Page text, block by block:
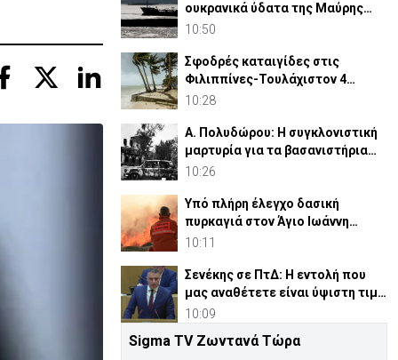
ουκρανικά ύδατα της Μαύρης
Θάλασσας-Ένας νεκρός
10:50
Σφοδρές καταιγίδες στις
Φιλιππίνες-Τουλάχιστον 4
10:28
Α. Πολυδώρου: Η συγκλονιστική
μαρτυρία για τα βασανιστήρια
που υπέστη το 1974
10:26
Υπό πλήρη έλεγχο δασική
πυρκαγιά στον Άγιο Ιωάννη
Μαλούντας
10:11
Σενέκης σε ΠτΔ: Η εντολή που
μας αναθέτετε είναι ύψιστη τιμή
αλλά και ευθύνη
10:09
Αυτά είναι τα βιογραφικά των
Sigma TV Ζωντανά Τώρα